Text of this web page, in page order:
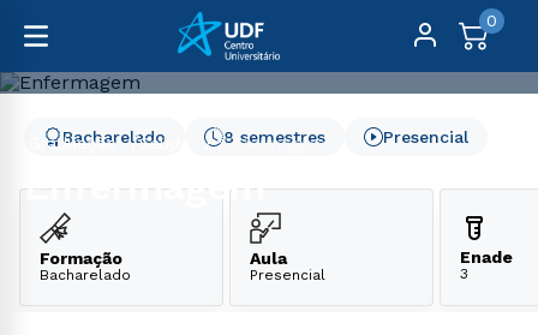
0
Graduação Saúde Enfermagem
Enfermagem
8 semestres
Bacharelado Presencial
Formação
Bacharelado
Aula
Presencial
Enade
3